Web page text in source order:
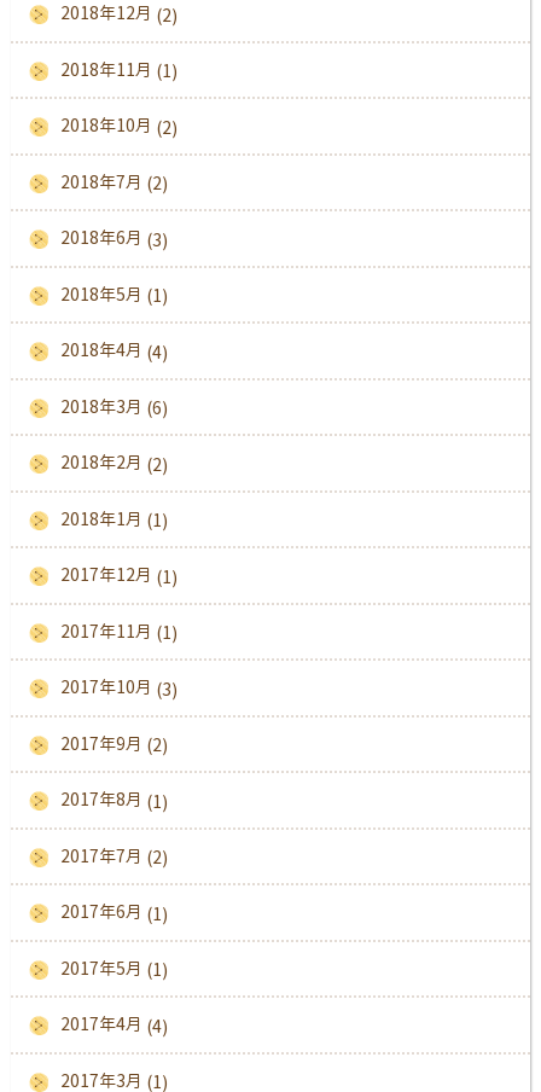
2018年12月 (2)
2018年11月 (1)
2018年10月 (2)
2018年7月 (2)
2018年6月 (3)
2018年5月 (1)
2018年4月 (4)
2018年3月 (6)
2018年2月 (2)
2018年1月 (1)
2017年12月 (1)
2017年11月 (1)
2017年10月 (3)
2017年9月 (2)
2017年8月 (1)
2017年7月 (2)
2017年6月 (1)
2017年5月 (1)
2017年4月 (4)
2017年3月 (1)